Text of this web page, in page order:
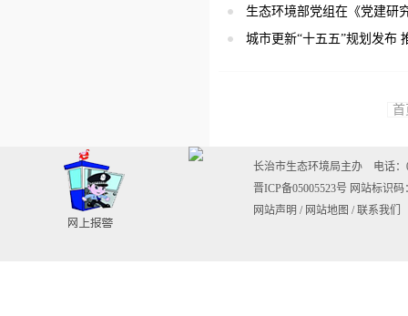
生态环境部党组在《党建研
城市更新“十五五”规划发布
首
长治市生态环境局主办 电话：
晋ICP备05005523号 网站标识码
网站声明 / 网站地图 / 联系我们